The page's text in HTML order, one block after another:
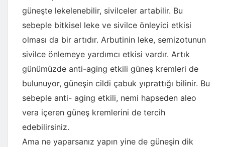
güneşte lekelenebilir, sivilceler artabilir. Bu
sebeple bitkisel leke ve sivilce önleyici etkisi
olması da bir artıdır. Arbutinin leke, semizotunun
sivilce önlemeye yardımcı etkisi vardır. Artık
günümüzde anti-aging etkili güneş kremleri de
bulunuyor, güneşin cildi çabuk yıprattığı bilinir. Bu
sebeple anti- aging etkili, nemi hapseden aleo
vera içeren güneş kremlerini de tercih
edebilirsiniz.
Ama ne yaparsanız yapın yine de güneşin dik